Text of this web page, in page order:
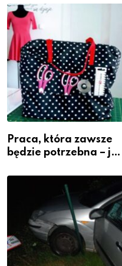
widoczność
Praca, która zawsze
będzie potrzebna – jak
zawodem przyszłości i
gdzie się go nauczyć?